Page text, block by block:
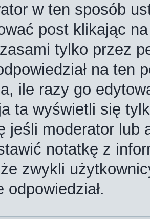
w ten sposób
post klikając
tylko przez
na ten
ile razy go
ta wyświetli się
jeśli moderator lub
notatkę z
zwykli
odpowiedział.